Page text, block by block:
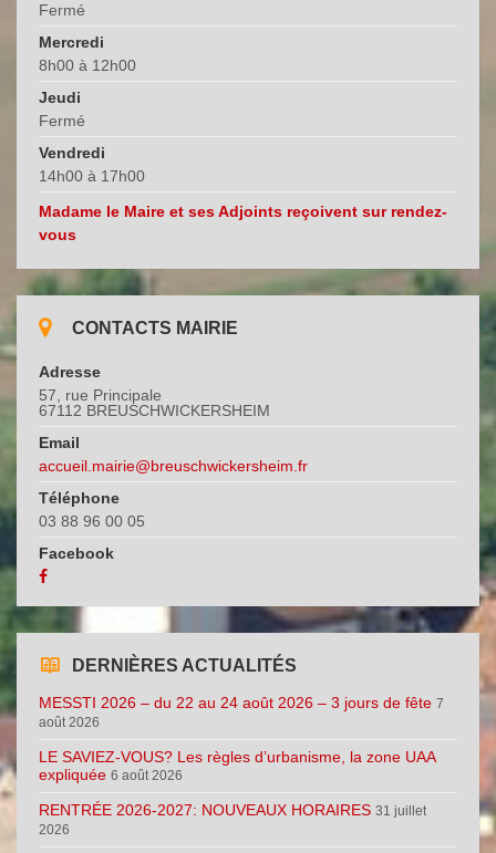
Fermé
Mercredi
8h00 à 12h00
Jeudi
Fermé
Vendredi
14h00 à 17h00
Madame le Maire et ses Adjoints reçoivent sur rendez-
vous
CONTACTS MAIRIE
Adresse
57, rue Principale
67112 BREUSCHWICKERSHEIM
Email
accueil.mairie@breuschwickersheim.fr
Téléphone
03 88 96 00 05
Facebook
DERNIÈRES ACTUALITÉS
MESSTI 2026 – du 22 au 24 août 2026 – 3 jours de fête 7
août 2026
LE SAVIEZ-VOUS? Les règles d’urbanisme, la zone UAA
expliquée 6 août 2026
RENTRÉE 2026-2027: NOUVEAUX HORAIRES 31 juillet
2026